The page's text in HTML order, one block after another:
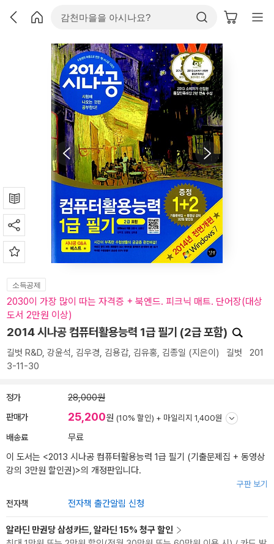
소득공제
2030이 가장 많이 따는 자격증 + 북엔드. 피크닉 매트. 단어장(대상
도서 2만원 이상)
2014 시나공 컴퓨터활용능력 1급 필기 (2급 포함)
길벗 R&D, 강윤석, 김우경, 김용갑, 김유홍, 김종일 (지은이) 길벗 201
3-11-30
정가 28,000원
판매가 25,200원 (10% 할인) + 마일리지 1,400원
배송료
무료
이 도서는 <2013 시나공 컴퓨터활용능력 1급 필기 (기출문제집 + 동영상
강의 3만원 할인권)>의 개정판입니다.
구판 보기
전자책 전자책 출간알림 신청
알라딘 만권당 삼성카드, 알라딘 15% 청구 할인